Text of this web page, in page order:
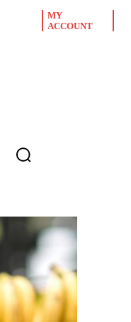
MY
ACCOUNT